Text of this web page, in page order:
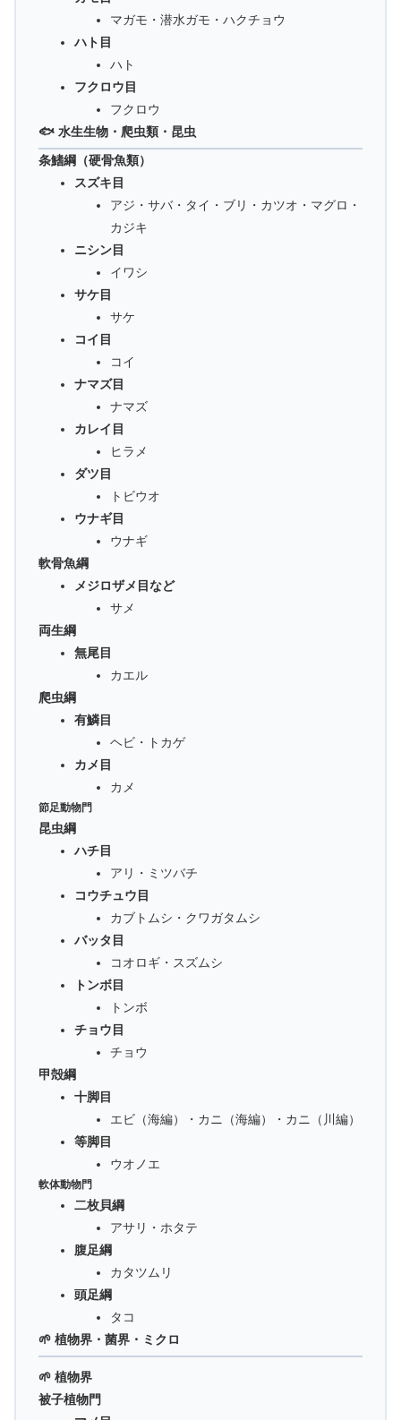
マガモ・潜水ガモ・ハクチョウ
ハト目
ハト
フクロウ目
フクロウ
🐟 水生生物・爬虫類・昆虫
条鰭綱（硬骨魚類）
スズキ目
アジ・サバ・タイ・ブリ・カツオ・マグロ・
カジキ
ニシン目
イワシ
サケ目
サケ
コイ目
コイ
ナマズ目
ナマズ
カレイ目
ヒラメ
ダツ目
トビウオ
ウナギ目
ウナギ
軟骨魚綱
メジロザメ目など
サメ
両生綱
無尾目
カエル
爬虫綱
有鱗目
ヘビ・トカゲ
カメ目
カメ
節足動物門
昆虫綱
ハチ目
アリ・ミツバチ
コウチュウ目
カブトムシ・クワガタムシ
バッタ目
コオロギ・スズムシ
トンボ目
トンボ
チョウ目
チョウ
甲殻綱
十脚目
エビ（海編）・カニ（海編）・カニ（川編）
等脚目
ウオノエ
軟体動物門
二枚貝綱
アサリ・ホタテ
腹足綱
カタツムリ
頭足綱
タコ
🌱 植物界・菌界・ミクロ
🌱 植物界
被子植物門